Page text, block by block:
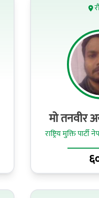
मो तनवीर
राष्ट्रिय मुक्ति